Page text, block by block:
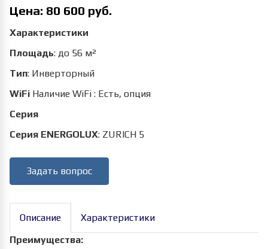
Цена: 80 600 руб.
Характеристики
Площадь: до 56 м²
Тип: Инверторный
WiFi Наличие WiFi : Есть, опция
Серия
Серия ENERGOLUX: ZURICH 5
Задать вопрос
Описание
Характеристики
Преимущества: